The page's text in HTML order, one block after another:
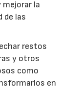
la
de las
restos
y otros
como
en